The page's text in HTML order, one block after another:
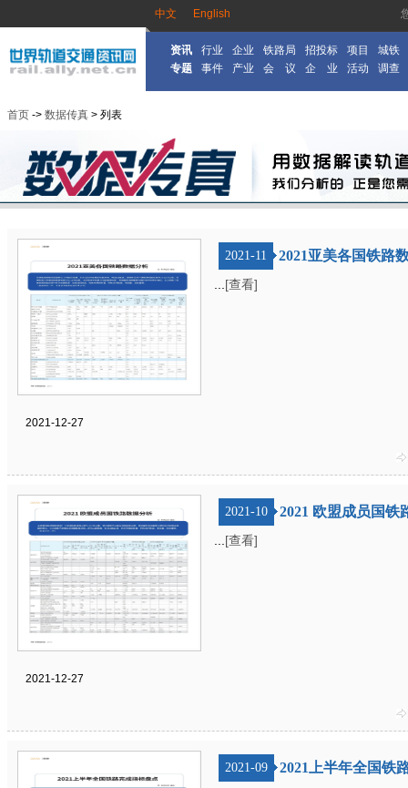
中文 English
资讯 行业 企业 铁路局 招投标 项目
城铁
专题
事件 产业 会 议 企 业 活动 调查
首页 -> 数据传真 > 列表
2021-11 2021亚美各国铁路
[查看]
2021-12-27
2021-10 2021 欧盟成员国铁
[查看]
2021-12-27
2021-09 2021上半年全国铁